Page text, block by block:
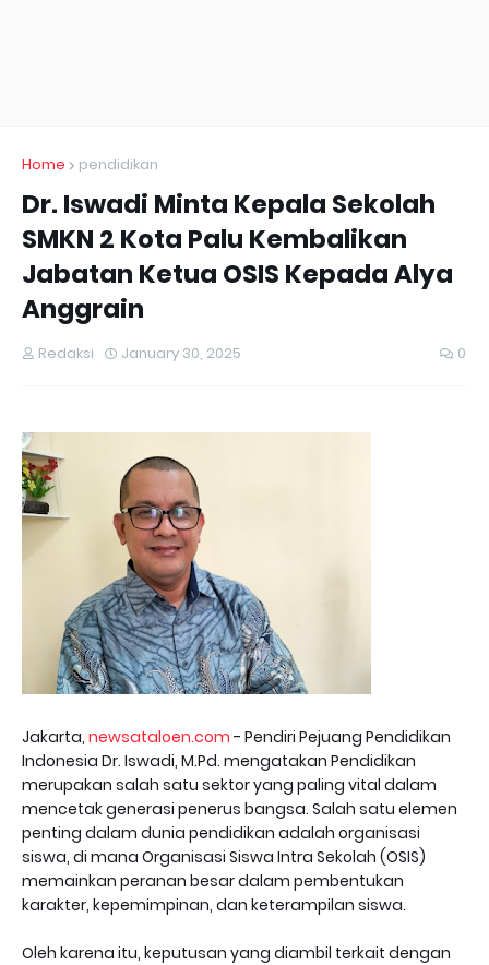
Home pendidikan
Dr. Iswadi Minta Kepala Sekolah
SMKN 2 Kota Palu Kembalikan
Jabatan Ketua OSIS Kepada Alya
Anggrain
Redaksi January 30, 2025 0
Jakarta, newsataloen.com - Pendiri Pejuang Pendidikan
Indonesia Dr. Iswadi, M.Pd. mengatakan Pendidikan
merupakan salah satu sektor yang paling vital dalam
mencetak generasi penerus bangsa. Salah satu elemen
penting dalam dunia pendidikan adalah organisasi
siswa, di mana Organisasi Siswa Intra Sekolah (OSIS)
memainkan peranan besar dalam pembentukan
karakter, kepemimpinan, dan keterampilan siswa.
Oleh karena itu, keputusan yang diambil terkait dengan